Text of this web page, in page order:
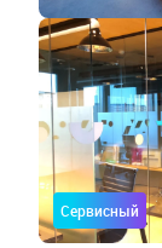
Сервисный